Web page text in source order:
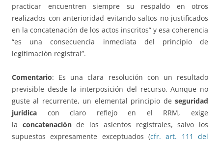
practicar encuentren siempre su respaldo en otros
realizados con anterioridad evitando saltos no justificados
en la concatenación de los actos inscritos” y esa coherencia
“es una consecuencia inmediata del principio de
legitimación registral”.
Comentario: Es una clara resolución con un resultado
previsible desde la interposición del recurso. Aunque no
guste al recurrente, un elemental principio de seguridad
jurídica con claro reflejo en el RRM, exige
la concatenaciónde los asientos registrales, salvo los
supuestos expresamente exceptuados (cfr. art. 111 del